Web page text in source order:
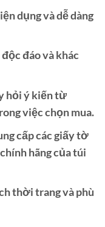
dụng và dễ dàng
đáo và khác
hỏi ý kiến từ
việc chọn mua.
cấp các giấy tờ
hãng của túi
thời trang và phù